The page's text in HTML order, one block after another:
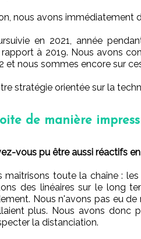
nous avons immédiatement
en 2021, année
rapport à 2019. Nous avons
et nous sommes encore sur
stratégie orientée sur la
de manière
vous pu être aussi réactifs
maîtrisons toute la chaîne :
des linéaires sur le long
Nous n'avons pas eu
plus. Nous avons donc
la distanciation.